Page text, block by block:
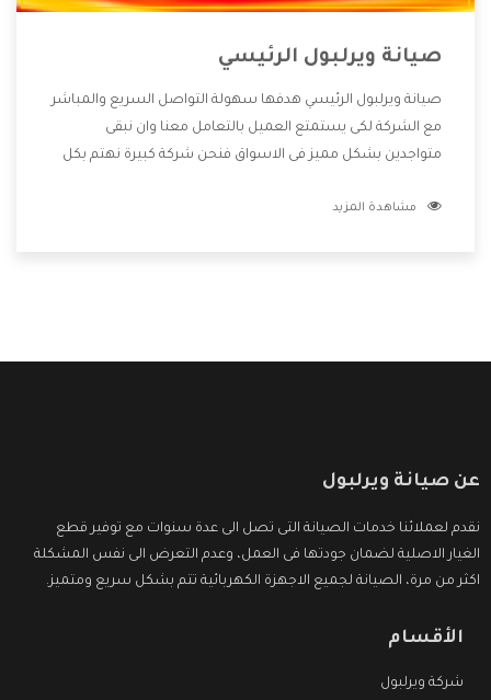
صيانة ويرلبول الرئيسي
صيانة ويرلبول الرئيسي هدفها سهولة التواصل السريع والمباشر
مع الشركة لكى يستمتع العميل بالتعامل معنا وان نبقى
متواجدين بشكل مميز فى الاسواق فنحن شركة كبيرة نهتم بكل
الشركة بها والتى تكون منها خدمة الصيانة التى تكون من أهم
مشاهدة المزيد
عن صيانة ويرلبول
نقدم لعملائنا خدمات الصيانة التى تصل الى عدة سنوات مع توفير قطع
الغيار الاصلية لضمان جودتها فى العمل، وعدم التعرض الى نفس المشكلة
اكثر من مرة، الصيانة لجميع الاجهزة الكهربائية تتم بشكل سريع ومتميز.
الأقسام
شركة ويرلبول